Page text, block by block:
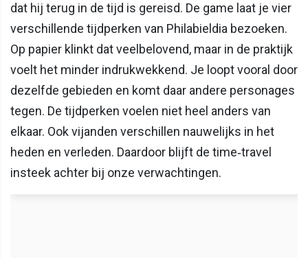
dat hij terug in de tijd is gereisd. De game laat je vier
verschillende tijdperken van Philabieldia bezoeken.
Op papier klinkt dat veelbelovend, maar in de praktijk
voelt het minder indrukwekkend. Je loopt vooral door
dezelfde gebieden en komt daar andere personages
tegen. De tijdperken voelen niet heel anders van
elkaar. Ook vijanden verschillen nauwelijks in het
heden en verleden. Daardoor blijft de time‑travel
insteek achter bij onze verwachtingen.